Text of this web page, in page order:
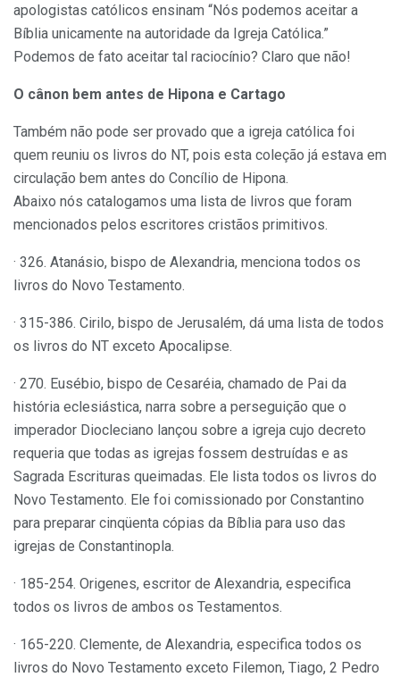
apologistas católicos ensinam “Nós podemos aceitar a
Bíblia unicamente na autoridade da Igreja Católica.”
Podemos de fato aceitar tal raciocínio? Claro que não!
O cânon bem antes de Hipona e Cartago
Também não pode ser provado que a igreja católica foi
quem reuniu os livros do NT, pois esta coleção já estava em
circulação bem antes do Concílio de Hipona.
Abaixo nós catalogamos uma lista de livros que foram
mencionados pelos escritores cristãos primitivos.
· 326. Atanásio, bispo de Alexandria, menciona todos os
livros do Novo Testamento.
· 315-386. Cirilo, bispo de Jerusalém, dá uma lista de todos
os livros do NT exceto Apocalipse.
· 270. Eusébio, bispo de Cesaréia, chamado de Pai da
história eclesiástica, narra sobre a perseguição que o
imperador Diocleciano lançou sobre a igreja cujo decreto
requeria que todas as igrejas fossem destruídas e as
Sagrada Escrituras queimadas. Ele lista todos os livros do
Novo Testamento. Ele foi comissionado por Constantino
para preparar cinqüenta cópias da Bíblia para uso das
igrejas de Constantinopla.
· 185-254. Origenes, escritor de Alexandria, especifica
todos os livros de ambos os Testamentos.
· 165-220. Clemente, de Alexandria, especifica todos os
livros do Novo Testamento exceto Filemon, Tiago, 2 Pedro